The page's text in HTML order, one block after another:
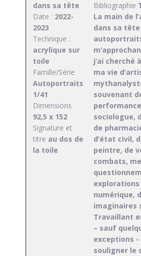
dans sa tête
Date : 2022-
2023
Technique :
acrylique sur
toile
Famille/Série
Autoportraits
1/41
Dimensions
92,5 x 152
Signature et
titre au dos de
la toile
Bibliographie
La main de
dans sa tête
autoportraits
j’ai cherché
ma vie
souvenant
sociologue,
de
d’état civil,
peintre, de
combats,
explorations
numérique,
imaginaires
Travaillant
– sauf
exceptions -
souligner le